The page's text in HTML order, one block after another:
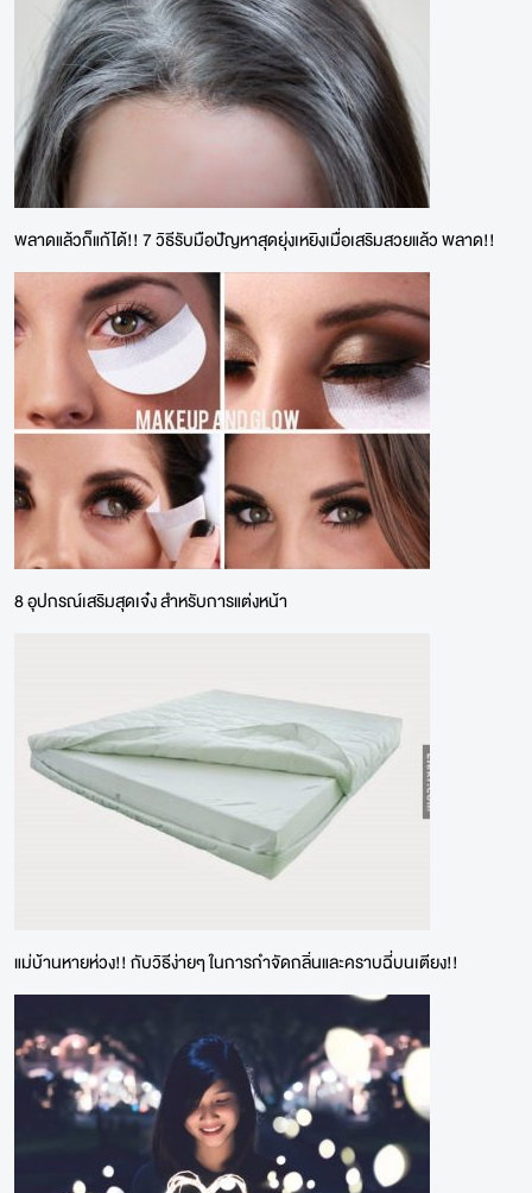
พลาดแล้วก็แก้ได้!! 7 วิธีรับมือปัญหาสุดยุ่งเหยิงเมื่อเสริมสวยแล้ว พลาด!!
8 อุปกรณ์เสริมสุดเจ๋ง สำหรับการแต่งหน้า
แม่บ้านหายห่วง!! กับวิธีง่ายๆ ในการกำจัดกลิ่นและคราบฉี่บนเตียง!!